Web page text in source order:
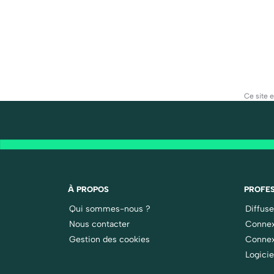
Ce site
À PROPOS
Qui sommes-nous ?
Nous contacter
Gestion des cookies